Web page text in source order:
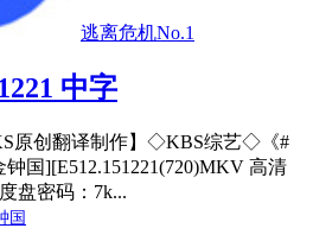
逃离危机No.1
中字
原创翻译制作】◇KBS综艺◇《#
国][E512.151221(720)MKV 高清
盘密码：7k...
国